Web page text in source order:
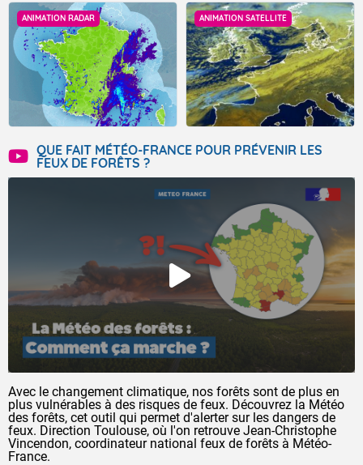
ANIMATION RADAR ANIMATION SATELLITE
QUE FAIT MÉTÉO-FRANCE POUR PRÉVENIR LES
FEUX DE FORÊTS ?
Avec le changement climatique, nos forêts sont de plus en
plus vulnérables à des risques de feux. Découvrez la Météo
des forêts, cet outil qui permet d'alerter sur les dangers de
feux. Direction Toulouse, où l'on retrouve Jean-Christophe
Vincendon, coordinateur national feux de forêts à Météo-
France.